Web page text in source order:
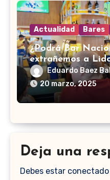
Actualidad Bares
¿Podrá Bar
extrañemos a
Eduardo Baez
20 marzo, 2025
Deja una
Debes estar